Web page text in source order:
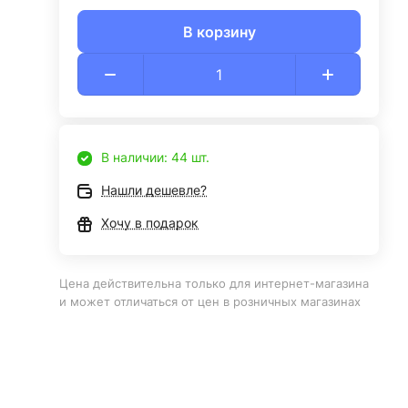
В корзину
В наличии: 44 шт.
Нашли дешевле?
Хочу в подарок
Цена действительна только для интернет-магазина
и может отличаться от цен в розничных магазинах